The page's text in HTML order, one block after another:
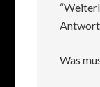
Was